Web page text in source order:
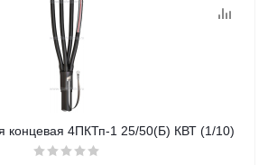
концевая 4ПКТп-1 25/50(Б) КВТ (1/10)